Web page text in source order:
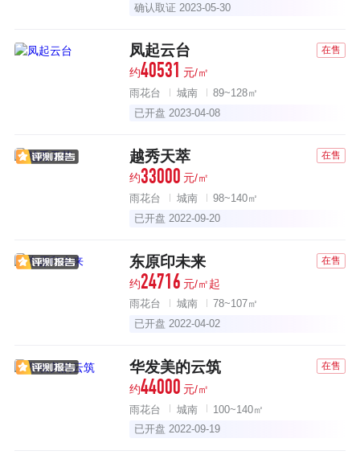
确认取证 2023-05-30
凤起云台 在售
约40531 元/㎡
雨花台 城南
89~128㎡
已开盘 2023-04-08
越秀天萃 在售
约33000 元/㎡
雨花台 城南
98~140㎡
已开盘 2022-09-20
东原印未来 在售
约24716 元/㎡起
雨花台 城南
78~107㎡
已开盘 2022-04-02
华发美的云筑 在售
约44000 元/㎡
雨花台 城南
100~140㎡
已开盘 2022-09-19